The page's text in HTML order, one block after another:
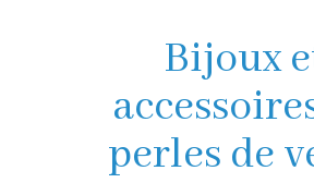
Bijoux
perles de